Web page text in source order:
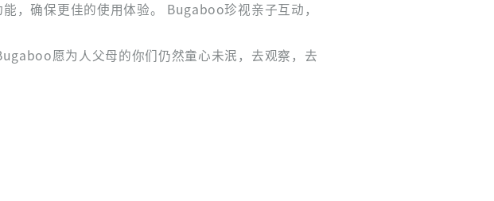
，确保更佳的使用体验。 Bugaboo珍视亲子互动，
愿为人父母的你们仍然童心未泯，去观察，去